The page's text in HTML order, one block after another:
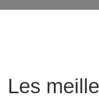
Les